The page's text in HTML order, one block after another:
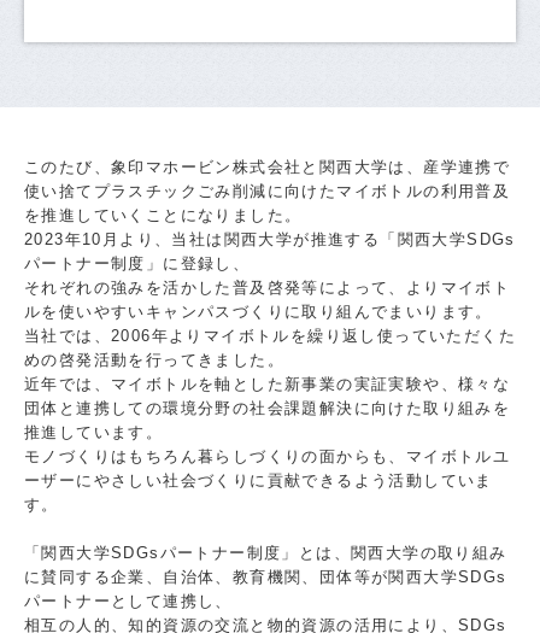
このたび、象印マホービン株式会社と関西大学は、産学連携で
使い捨てプラスチックごみ削減に向けたマイボトルの利用普及
を推進していくことになりました。
2023年10月より、当社は関西大学が推進する「関西大学SDGs
パートナー制度」に登録し、
それぞれの強みを活かした普及啓発等によって、よりマイボト
ルを使いやすいキャンパスづくりに取り組んでまいります。
当社では、2006年よりマイボトルを繰り返し使っていただくた
めの啓発活動を行ってきました。
近年では、マイボトルを軸とした新事業の実証実験や、様々な
団体と連携しての環境分野の社会課題解決に向けた取り組みを
推進しています。
モノづくりはもちろん暮らしづくりの面からも、マイボトルユ
ーザーにやさしい社会づくりに貢献できるよう活動していま
す。
「関西大学SDGsパートナー制度」とは、関西大学の取り組み
に賛同する企業、自治体、教育機関、団体等が関西大学SDGs
パートナーとして連携し、
相互の人的、知的資源の交流と物的資源の活用により、SDGs